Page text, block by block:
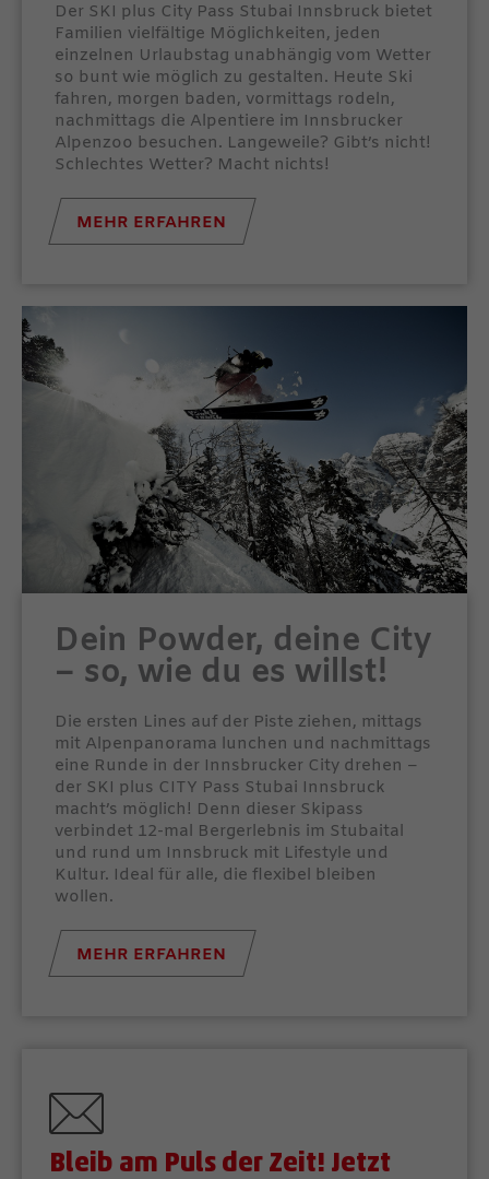
Der SKI plus City Pass Stubai Innsbruck bietet
Familien vielfältige Möglichkeiten, jeden
einzelnen Urlaubstag unabhängig vom Wetter
so bunt wie möglich zu gestalten. Heute Ski
fahren, morgen baden, vormittags rodeln,
nachmittags die Alpentiere im Innsbrucker
Alpenzoo besuchen. Langeweile? Gibt’s nicht!
Schlechtes Wetter? Macht nichts!
MEHR ERFAHREN
Dein Powder, deine City
– so, wie du es willst!
Die ersten Lines auf der Piste ziehen, mittags
mit Alpenpanorama lunchen und nachmittags
eine Runde in der Innsbrucker City drehen –
der SKI plus CITY Pass Stubai Innsbruck
macht’s möglich! Denn dieser Skipass
verbindet 12-mal Bergerlebnis im Stubaital
und rund um Innsbruck mit Lifestyle und
Kultur. Ideal für alle, die flexibel bleiben
wollen.
MEHR ERFAHREN
Bleib am Puls der Zeit! Jetzt